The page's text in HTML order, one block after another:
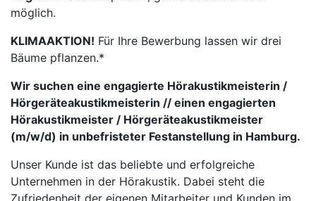
möglich.
KLIMAAKTION! Für Ihre Bewerbung lassen wir drei
Bäume pflanzen.*
Wir suchen eine engagierte Hörakustikmeisterin /
Hörgeräteakustikmeisterin // einen engagierten
Hörakustikmeister / Hörgeräteakustikmeister
(m/w/d) in unbefristeter Festanstellung in Hamburg.
Unser Kunde ist das beliebte und erfolgreiche
Unternehmen in der Hörakustik. Dabei steht die
Zufriedenheit der eigenen Mitarbeiter und Kunden im